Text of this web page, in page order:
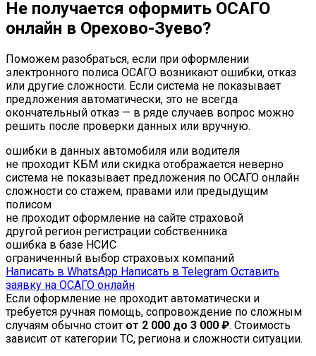
Не получается оформить ОСАГО
онлайн в Орехово-Зуево?
Поможем разобраться, если при оформлении
электронного полиса ОСАГО возникают ошибки, отказ
или другие сложности. Если система не показывает
предложения автоматически, это не всегда
окончательный отказ — в ряде случаев вопрос можно
решить после проверки данных или вручную.
ошибки в данных автомобиля или водителя
не проходит КБМ или скидка отображается неверно
система не показывает предложения по ОСАГО онлайн
сложности со стажем, правами или предыдущим
полисом
не проходит оформление на сайте страховой
другой регион регистрации собственника
ошибка в базе НСИС
ограниченный выбор страховых компаний
Написать в WhatsApp Написать в Telegram Оставить
заявку на ОСАГО онлайн
Если оформление не проходит автоматически и
требуется ручная помощь, сопровождение по сложным
случаям обычно стоит от 2 000 до 3 000 ₽. Стоимость
зависит от категории ТС, региона и сложности ситуации.